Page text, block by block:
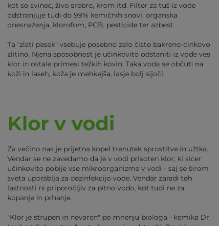
kot so svinec, živo srebro, krom itd. Filter za tuš iz vode
odstranjuje tudi do 99% kemičnih snovi, organska
onesnaženja, klorofom, PCB, pesticide ter azbest.
Ta "zlati pesek" vsebuje posebno zelo čisto bakreno-cinkovo
zlitino. Njena sposobnost je učinkovito odstaniti iz vode ves
klor in ostale primesi težkih kovin. Taka voda se občuti na
koži in laseh, koža je mehkejša, lasje bolj sijoči.
Klor v vodi
Za večino nas je prijetna kopel trenutek sprostitve in užtka.
Vendar se ne zavedamo da je v vodi prisoten klor, ki sicer
učinkovito pobije vse mikroorganizme v vodi - saj se širom
sveta uporablja za dezinfekcijo vode. Vendar zaradi teh
lastnosti ni priporočljiv za pitno vodo, kot tudi ne za
kopanje in prhanje.
"Klor je strupen in nevaren" po mnenju biologa - kemika Dr.